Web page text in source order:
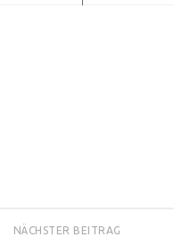
NÄCHSTER BEITRAG